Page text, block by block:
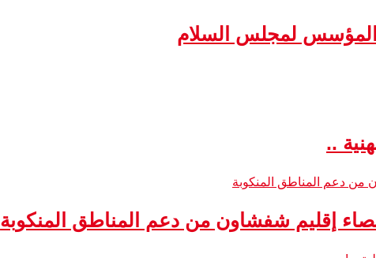
المؤسس لمجلس السلام
..
إقليم شفشاون من دعم المناطق المنكوبة